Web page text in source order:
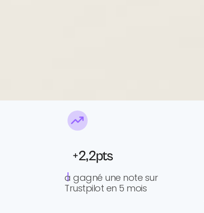
+2,2pts
a gagné une note sur
Trustpilot en 5 mois